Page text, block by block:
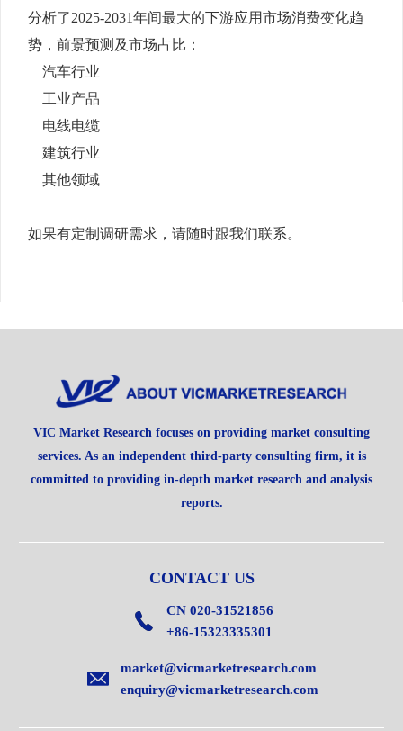
分析了2025-2031年间最大的下游应用市场消费变化趋
势，前景预测及市场占比：
汽车行业
工业产品
电线电缆
建筑行业
其他领域
如果有定制调研需求，请随时跟我们联系。
VIC Market Research focuses on providing market consulting
services. As an independent third-party consulting firm, it is
committed to providing in-depth market research and analysis
reports.
CONTACT US
CN 020-31521856
+86-15323335301
market@vicmarketresearch.com
enquiry@vicmarketresearch.com